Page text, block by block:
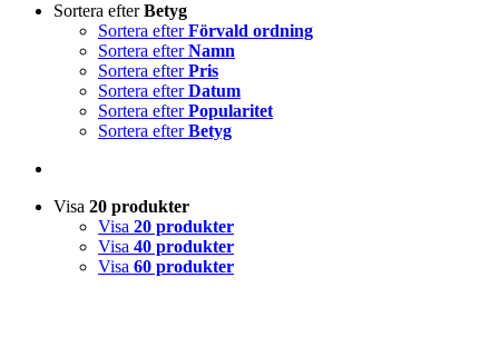
Sortera efterBetyg
Sortera efterFörvald ordning
Sortera efterNamn
Sortera efterPris
Sortera efterDatum
Sortera efterPopularitet
Sortera efterBetyg
Visa 20 produkter
Visa 20 produkter
Visa 40 produkter
Visa 60 produkter